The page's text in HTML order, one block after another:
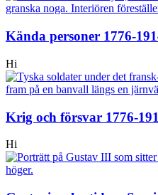
Kända personer 1776-
Hi
Krig och försvar 1776-
Hi